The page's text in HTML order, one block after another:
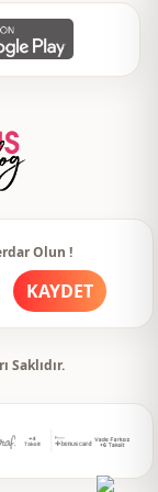
Olun !
KAYDET
Saklıdır.